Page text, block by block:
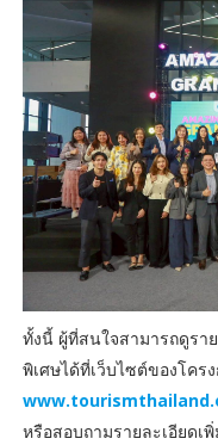
ทั้งนี้ ผู้ที่สนใจสามารถดูรา
พิเศษได้ที่เว็บไซต์ของโคร
หรือสอบถามรายละเอียดเ